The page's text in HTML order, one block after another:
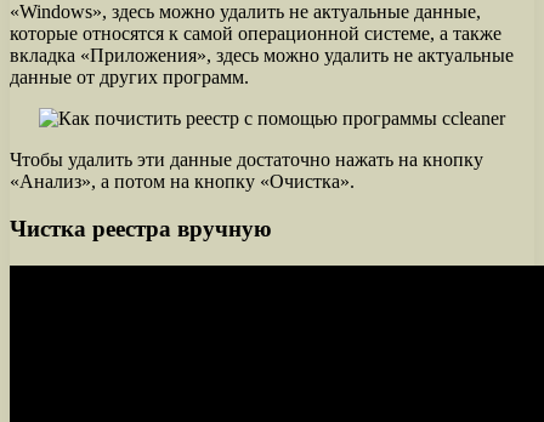
«Windows», здесь можно удалить не актуальные данные,
которые относятся к самой операционной системе, а также
вкладка «Приложения», здесь можно удалить не актуальные
данные от других программ.
Чтобы удалить эти данные достаточно нажать на кнопку
«Анализ», а потом на кнопку «Очистка».
Чистка реестра вручную